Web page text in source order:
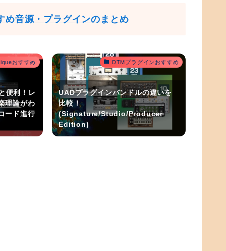
め音源・プラグインのまとめ
おすすめ
便利！レ
理論がわ
ード進行
DTMプラグインおすすめ
UADプラグインバンドルの違いを
比較！
(Signature/Studio/Producer
Edition)